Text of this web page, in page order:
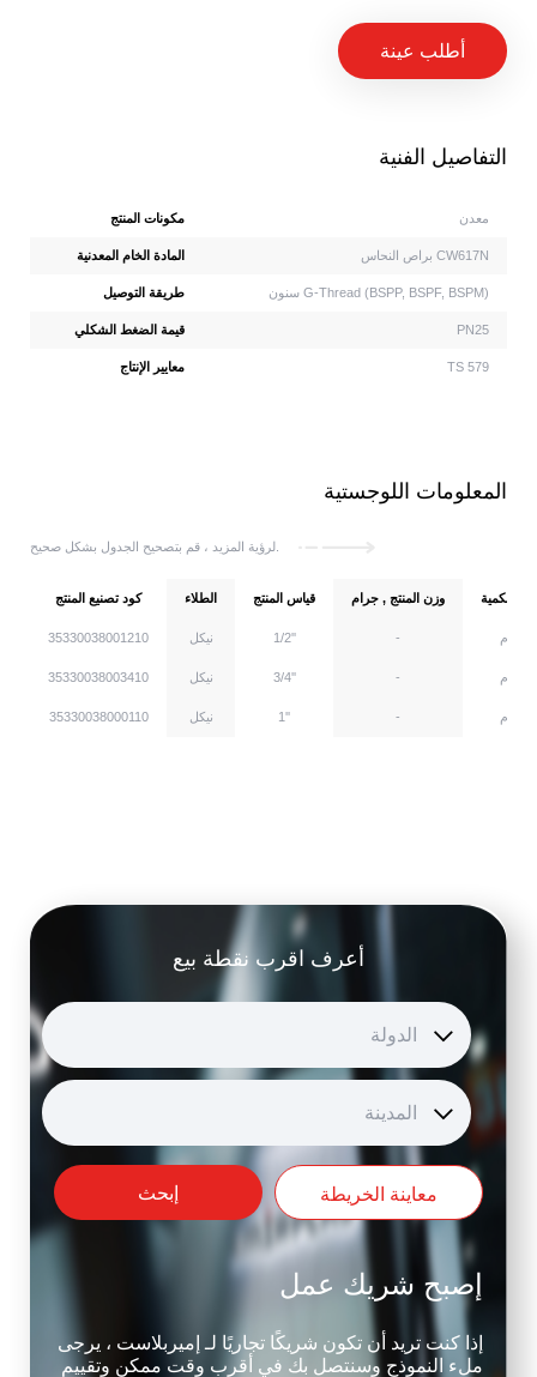
أطلب عينة
التفاصيل الفنية
مكونات المنتج معدن
المادة الخام المعدنية براص النحاس CW617N
طريقة التوصيل سنون G-Thread (BSPP, BSPF, BSPM)
قيمة الضغط الشكلي PN25
معايير الإنتاج TS 579
المعلومات اللوجستية
كود تصنيع المنتج الطلاء قياس المنتج وزن المنتج , جرام الكمية
35330038001210 نيكل 1/2'' - كروم
35330038003410 نيكل 3/4'' - كروم
35330038000110 نيكل 1'' - كروم
أعرف اقرب نقطة بيع
الدولة
المدينة
معاينة الخريطة إبحث
إصبح شريك عمل
إذا كنت تريد أن تكون شريكًا تجاريًا لـ إميربلاست ، يرجى
ملء النموذج وسنتصل بك في أقرب وقت ممكن وتقييم